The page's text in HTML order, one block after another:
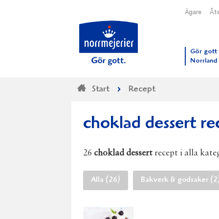
Ägare
Gör gott
Norrland
Start Recept
choklad dessert
26 choklad dessert recept i alla
Alla (26) Bakverk & godsaker